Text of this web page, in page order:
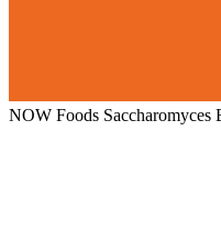
NOW Foods Saccharomyces